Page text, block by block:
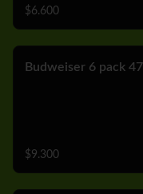
$6.600
Budweiser 6 pack
$9.300